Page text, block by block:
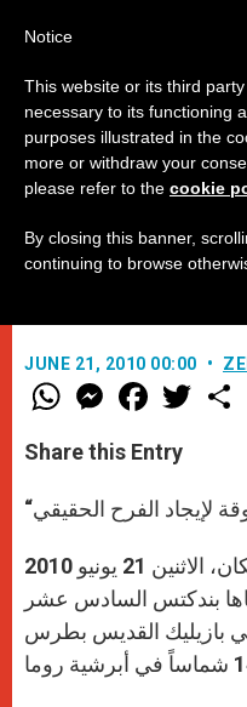
سيامات روما
الأبرشية
JUNE 21, 2010 00:00
W
h
t
s
p
p
M
e
s
e
g
e
F
a
e
b
o
k
w
r
Share this Entry
حاضرة الفاتيكان، الاثنين 21 يونيو 2010 (Zenit.org) –
بندكتس السادس عشر
بازيليك القديس بطرس
Notice
This website or its third
necessary to its functioning
purposes illustrated in the
more or withdraw your
please refer to the cookie
By closing this banner,
continuing to browse